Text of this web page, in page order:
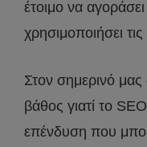
έτοιμο να
χρησιμοποιήσει
Στον σημερινό
βάθος γιατί το
επένδυση που